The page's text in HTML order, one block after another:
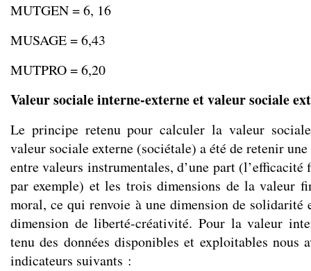
MUTGEN = 6, 16
MUSAGE = 6,43
MUTPRO = 6,20
Valeur sociale interne-externe et valeur sociale
Le principe retenu pour calculer la valeur
valeur sociale externe (sociétale) a été de retenir
entre valeurs instrumentales, d’une part (l’efficacité
par exemple) et les trois dimensions de la valeur
moral, ce qui renvoie à une dimension de solidarité
dimension de liberté-créativité. Pour la valeur
tenu des données disponibles et exploitables nous
indicateurs suivants :